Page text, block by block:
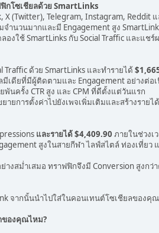
กโซเชียลด้วย SmartLinks
(Twitter), Telegram, Instagram, Reddit
ำนวนมากและมี Engagement สูง
งใช้ SmartLinks กับ Social Traffic และแช
Traffic ด้วย SmartLinks และทำรายได้
เดียที่มีผู้ติดตามและ Engagement อย่างต่
นครั้ง CTR สูง และ CPM ที่ดีตั้งแต่วันแรก
ายการตั้งค่าไปยังเพจเพิ่มเติมและสร้างราย
และรายได้ $4,409.90 ภายในช่วงเ
สูงในสายกีฬา ไลฟ์สไตล์ ท่องเที่ย
สม่ำเสมอ ทราฟฟิกจึงมี Conversion สูงกว่
จากนั้นนำไปใส่ในคอนเทนต์โซเชียลขอ
ของคุณไหม?